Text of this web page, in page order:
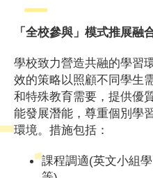
「全校參與」模式推展融
學校致力營造共融的學習
效的策略以照顧不同學生
和特殊教育需要，提供優
能發展潛能，尊重個別學
環境。措施包括：
課程調適(英文小組